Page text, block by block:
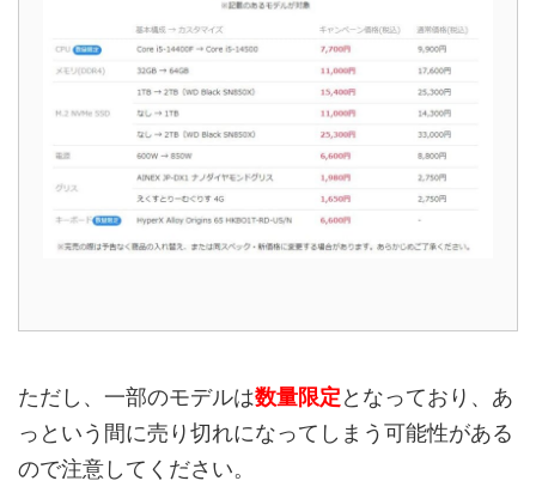
ただし、一部のモデルは数量限定となっており、あ
っという間に売り切れになってしまう可能性がある
ので注意してください。